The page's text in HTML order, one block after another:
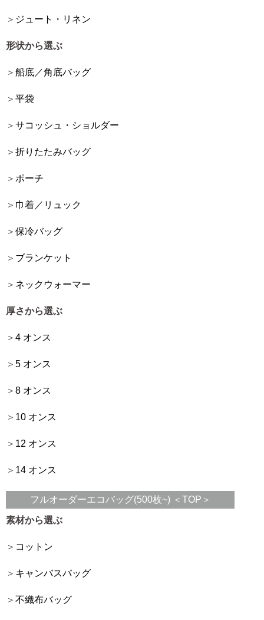
ジュート・リネン
形状から選ぶ
船底／角底バッグ
平袋
サコッシュ・ショルダー
折りたたみバッグ
ポーチ
巾着／リュック
保冷バッグ
ブランケット
ネックウォーマー
厚さから選ぶ
4 オンス
5 オンス
8 オンス
10 オンス
12 オンス
14 オンス
フルオーダーエコバッグ(500枚~) ＜TOP＞
素材から選ぶ
コットン
キャンバスバッグ
不織布バッグ